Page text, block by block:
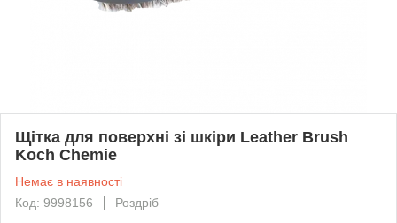
Щітка для поверхні зі шкіри Leather Brush
Koch Chemie
Немає в наявності
Код: 9998156
Роздріб